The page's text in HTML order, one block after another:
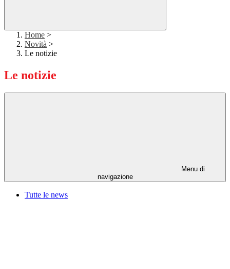
Home >
Novità >
Le notizie
Le notizie
Menu di
navigazione
Tutte le news